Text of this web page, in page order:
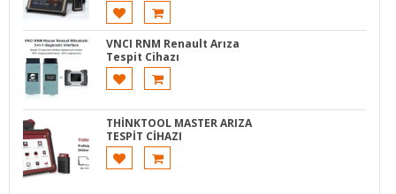
VNCI RNM Renault Arıza
Tespit Cihazı
THİNKTOOL MASTER ARIZA
TESPİT CİHAZI